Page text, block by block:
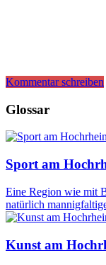
Kommentar schreiben
Glossar
Sport am
Eine Region wie mit
natürlich
Kunst am